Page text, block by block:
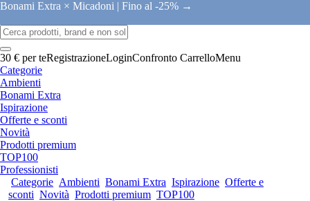
Bonami Extra × Micadoni | Fino al -25% →
30 € per teRegistrazioneLoginConfronto CarrelloMenu
Categorie
Ambienti
Bonami Extra
Ispirazione
Offerte e sconti
Novità
Prodotti premium
TOP100
Professionisti
Categorie Ambienti Bonami Extra Ispirazione Offerte e
sconti Novità Prodotti premium TOP100